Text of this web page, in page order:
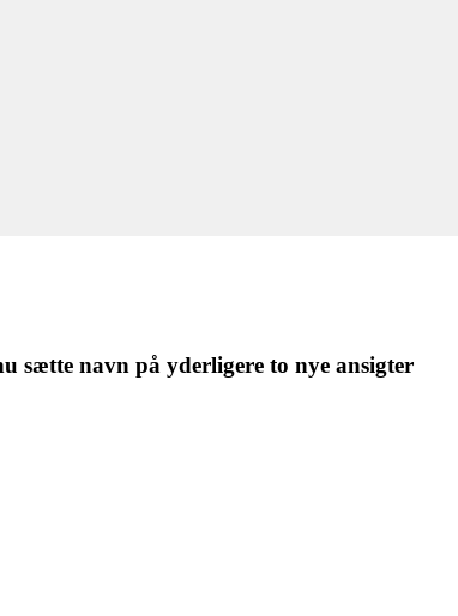
sætte navn på yderligere to nye ansigter